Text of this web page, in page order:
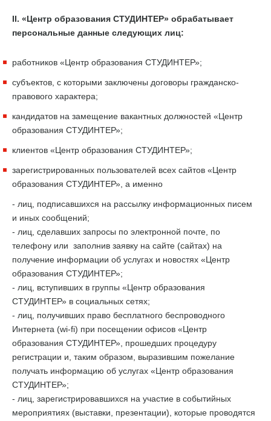
II. «Центр образования СТУДИНТЕР» обрабатывает
персональные данные следующих лиц:
работников «Центр образования СТУДИНТЕР»;
субъектов, с которыми заключены договоры гражданско-
правового характера;
кандидатов на замещение вакантных должностей «Центр
образования СТУДИНТЕР»;
клиентов «Центр образования СТУДИНТЕР»;
зарегистрированных пользователей всех сайтов «Центр
образования СТУДИНТЕР», а именно
- лиц, подписавшихся на рассылку информационных писем
и иных сообщений;
- лиц, сделавших запросы по электронной почте, по
телефону или заполнив заявку на сайте (сайтах) на
получение информации об услугах и новостях «Центр
образования СТУДИНТЕР»;
- лиц, вступивших в группы «Центр образования
СТУДИНТЕР» в социальных сетях;
- лиц, получивших право бесплатного беспроводного
Интернета (wi-fi) при посещении офисов «Центр
образования СТУДИНТЕР», прошедших процедуру
регистрации и, таким образом, выразившим пожелание
получать информацию об услугах «Центр образования
СТУДИНТЕР»;
- лиц, зарегистрировавшихся на участие в событийных
мероприятиях (выставки, презентации), которые проводятся